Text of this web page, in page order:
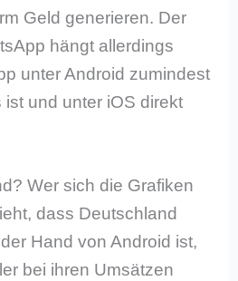
Geld generieren. Der
hängt allerdings
unter Android zumindest
und unter iOS direkt
Wer sich die Grafiken
dass Deutschland
Hand von Android ist,
bei ihren Umsätzen